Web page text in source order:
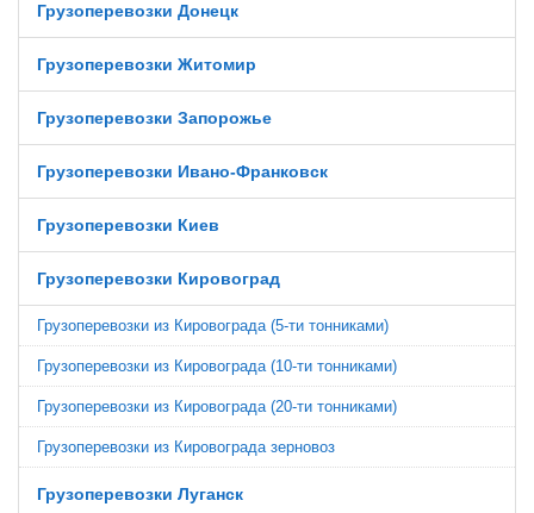
Грузоперевозки Донецк
Грузоперевозки Житомир
Грузоперевозки Запорожье
Грузоперевозки Ивано-Франковск
Грузоперевозки Киев
Грузоперевозки Кировоград
Грузоперевозки из Кировограда (5-ти тонниками)
Грузоперевозки из Кировограда (10-ти тонниками)
Грузоперевозки из Кировограда (20-ти тонниками)
Грузоперевозки из Кировограда зерновоз
Грузоперевозки Луганск